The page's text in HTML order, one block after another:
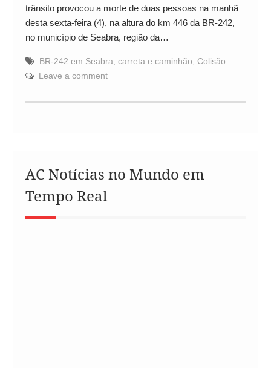
trânsito provocou a morte de duas pessoas na manhã
desta sexta-feira (4), na altura do km 446 da BR-242,
no município de Seabra, região da…
BR-242 em Seabra, carreta e caminhão, Colisão
Leave a comment
AC Notícias no Mundo em
Tempo Real